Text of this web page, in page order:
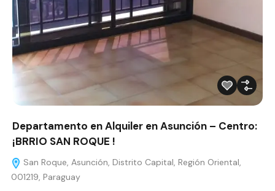
Departamento en Alquiler en Asunción – Centro:
¡BRRIO SAN ROQUE !
San Roque, Asunción, Distrito Capital, Región Oriental,
001219, Paraguay